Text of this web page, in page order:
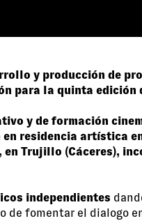
y producción de
para la quinta edición
y de formación
en residencia artística
Trujillo (Cáceres),
independientes
de fomentar el dialogo